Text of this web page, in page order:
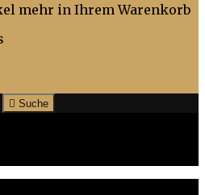
mehr in Ihrem Warenkorb
 Suche